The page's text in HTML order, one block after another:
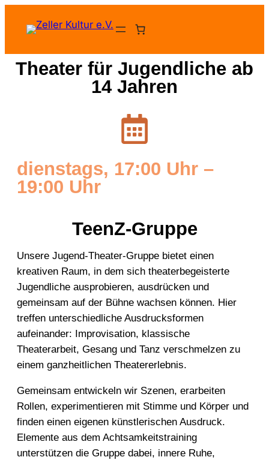
Theater für Jugendliche ab
14 Jahren
dienstags, 17:00 Uhr –
19:00 Uhr
TeenZ-Gruppe
Unsere Jugend-Theater-Gruppe bietet einen
kreativen Raum, in dem sich theaterbegeisterte
Jugendliche ausprobieren, ausdrücken und
gemeinsam auf der Bühne wachsen können. Hier
treffen unterschiedliche Ausdrucksformen
aufeinander: Improvisation, klassische
Theaterarbeit, Gesang und Tanz verschmelzen zu
einem ganzheitlichen Theatererlebnis.
Gemeinsam entwickeln wir Szenen, erarbeiten
Rollen, experimentieren mit Stimme und Körper und
finden einen eigenen künstlerischen Ausdruck.
Elemente aus dem Achtsamkeitstraining
unterstützen die Gruppe dabei, innere Ruhe,